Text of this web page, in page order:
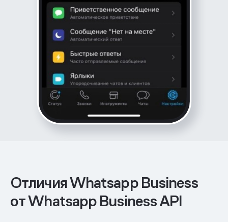
Отличия Whatsapp Business
от Whatsapp Business API